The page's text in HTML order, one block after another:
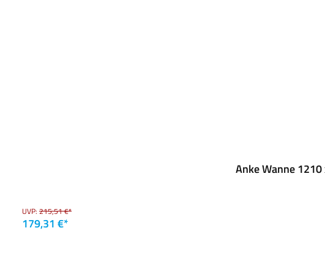
Anke Wanne
UVP: 215,51 €*
179,31 €*